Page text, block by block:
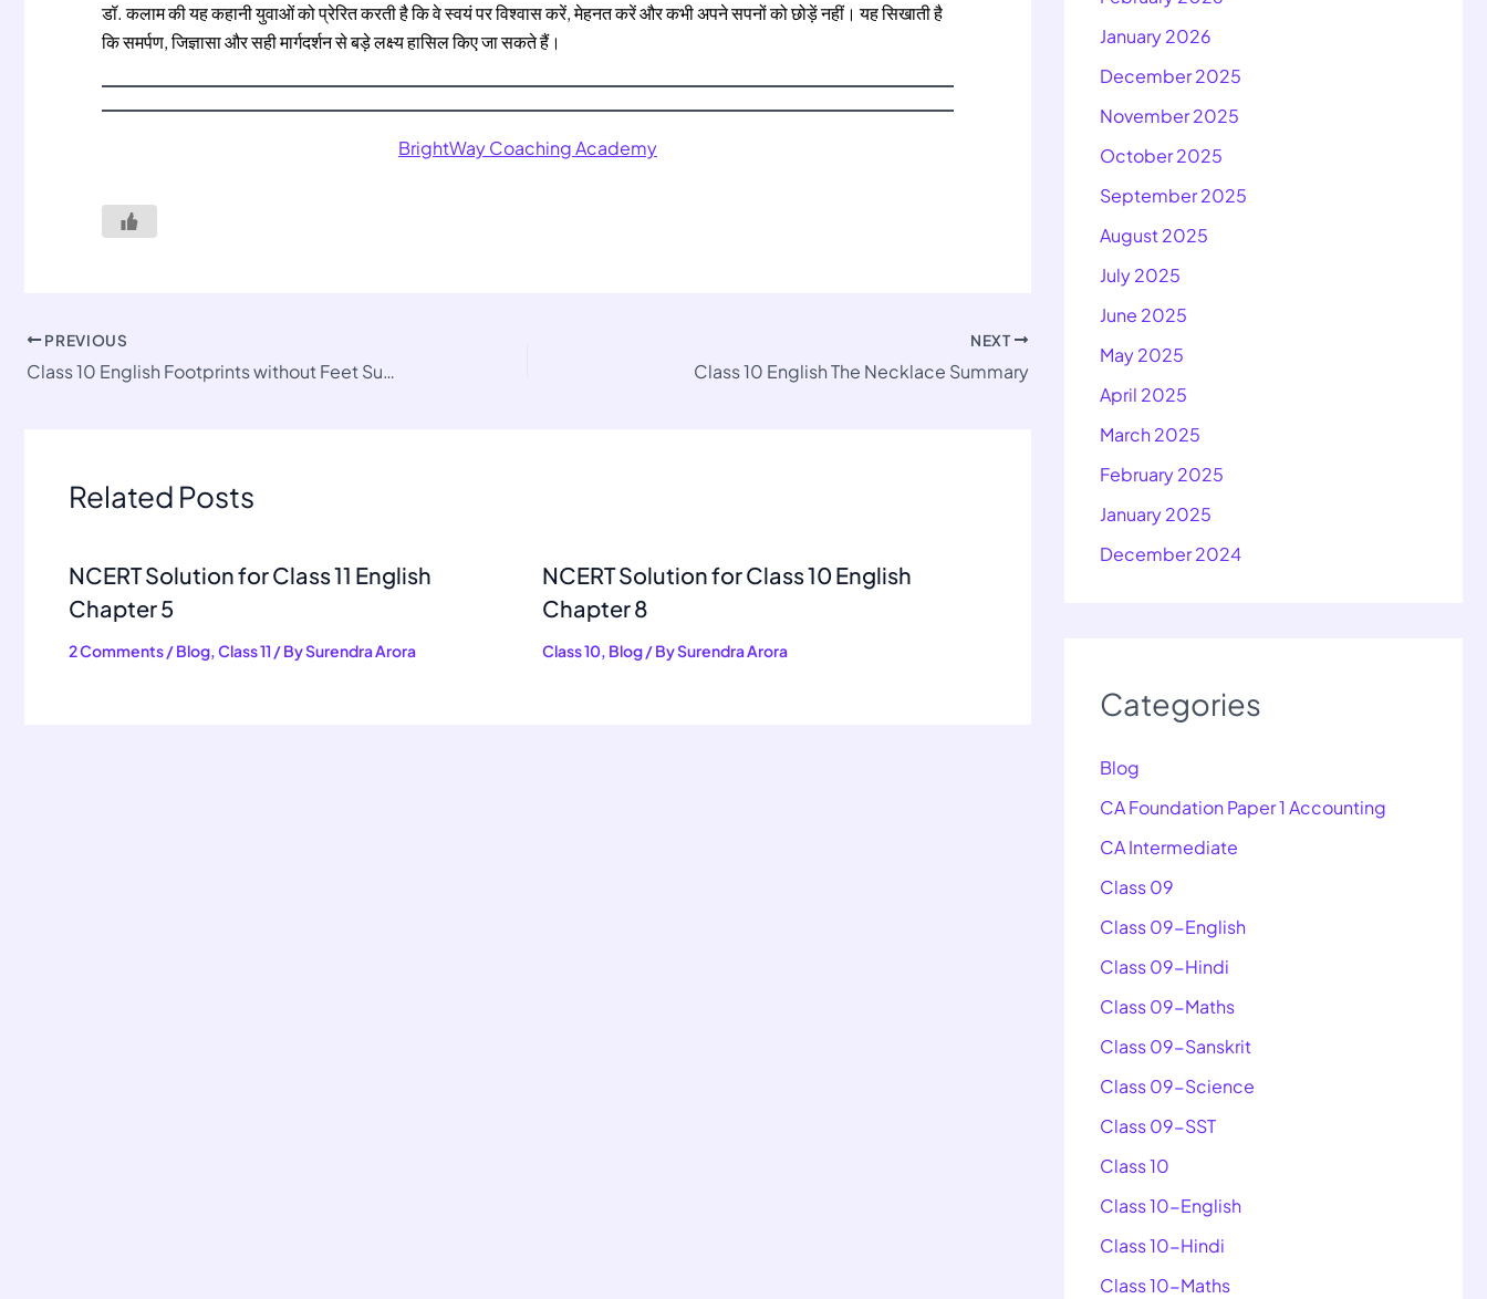
डॉ. कलाम की यह कहानी युवाओं को प्रेरित करती है कि वे स्वयं पर विश्वास करें, मेहनत करें और कभी अपने सपनों को छोड़ें नहीं। यह सिखाती है
कि समर्पण, जिज्ञासा और सही मार्गदर्शन से बड़े लक्ष्य हासिल किए जा सकते हैं।
BrightWay Coaching Academy
PREVIOUS
Class 10 English Footprints without Feet Summary
NEXT
Class 10 English The Necklace Summary
Related Posts
NCERT Solution for Class 11 English
Chapter 5
2 Comments/Blog,Class 11/ BySurendra Arora
NCERT Solution for Class 10 English
Chapter 8
Class 10, Blog/ BySurendra Arora
January 2026
December 2025
November 2025
October 2025
September 2025
August 2025
July 2025
June 2025
May 2025
April 2025
March 2025
February 2025
January 2025
December 2024
Categories
Blog
CA Foundation Paper 1 Accounting
CA Intermediate
Class 09
Class 09-English
Class 09-Hindi
Class 09-Maths
Class 09-Sanskrit
Class 09-Science
Class 09-SST
Class 10
Class 10-English
Class 10-Hindi
Class 10-Maths